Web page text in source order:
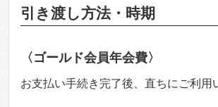
引き渡し方法・時期
〈ゴールド会員年会費〉
お支払い手続き完了後、直ちにご利用